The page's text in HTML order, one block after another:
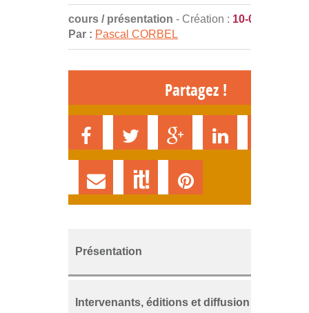
cours / présentation - Création : 10-06-2016
Par : Pascal CORBEL
Partagez !
Présentation
Intervenants, éditions et diffusion